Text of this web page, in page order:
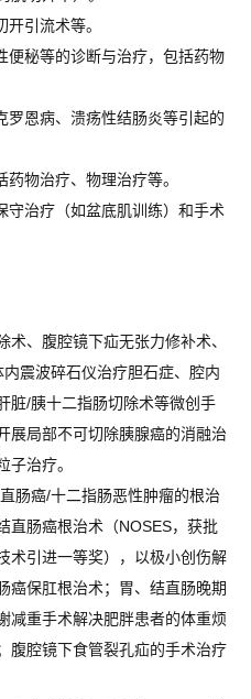
引流术等。
便秘等的诊断与治疗，包括药物
罗恩病、溃疡性结肠炎等引起的
物治疗、物理治疗等。
守治疗（如盆底肌训练）和手术
、腹腔镜下疝无张力修补术、
震波碎石仪治疗胆石症、腔内
脏/胰十二指肠切除术等微创手
展局部不可切除胰腺癌的消融治
子治疗。
肠癌/十二指肠恶性肿瘤的根治
直肠癌根治术（NOSES，获批
术引进一等奖），以极小创伤解
癌保肛根治术；胃、结直肠晚期
减重手术解决肥胖患者的体重烦
腹腔镜下食管裂孔疝的手术治疗